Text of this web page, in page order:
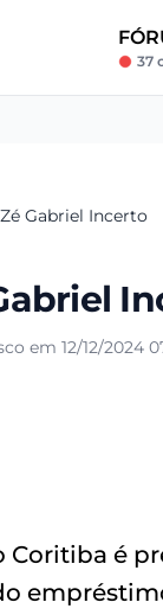
37
Gabriel Incerto
em 12/12/2024
Coritiba é